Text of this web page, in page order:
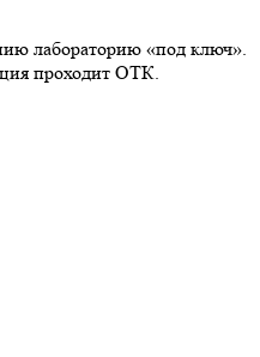
лабораторию «под ключ».
проходит ОТК.